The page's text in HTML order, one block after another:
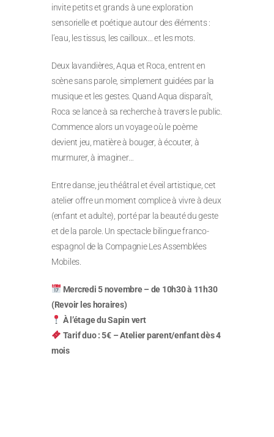
invite petits et grands à une exploration
sensorielle et poétique autour des éléments :
l’eau, les tissus, les cailloux… et les mots.
Deux lavandières, Aqua et Roca, entrent en
scène sans parole, simplement guidées par la
musique et les gestes. Quand Aqua disparaît,
Roca se lance à sa recherche à travers le public.
Commence alors un voyage où le poème
devient jeu, matière à bouger, à écouter, à
murmurer, à imaginer…
Entre danse, jeu théâtral et éveil artistique, cet
atelier offre un moment complice à vivre à deux
(enfant et adulte), porté par la beauté du geste
et de la parole. Un spectacle bilingue franco-
espagnol de la Compagnie Les Assemblées
Mobiles.
Mercredi 5 novembre – de 10h30 à 11h30
(Revoir les horaires)
À l’étage du Sapin vert
Tarif duo : 5€ – Atelier parent/enfant dès 4
mois